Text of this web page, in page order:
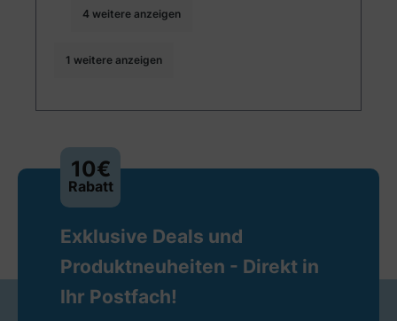
4 weitere anzeigen
1 weitere anzeigen
10€
Rabatt
Exklusive Deals und
Produktneuheiten - Direkt in
Ihr Postfach!